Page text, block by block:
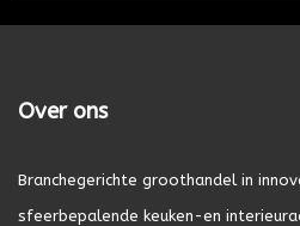
Over ons
Branchegerichte groothandel in
sfeerbepalende keuken-en